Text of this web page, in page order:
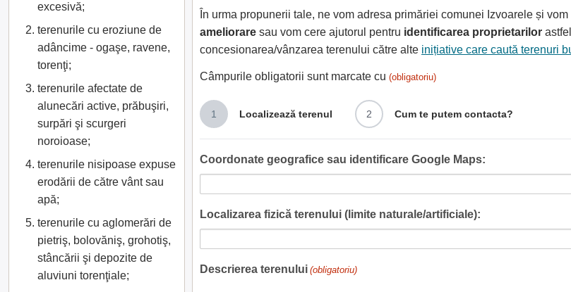
În urma propunerii tale, ne vom adresa primăriei comunei Izvoarele și
ameliorare sau vom cere ajutorul pentru identificarea proprietarilor
concesionarea/vânzarea terenului către alte inițiative care caută terenuri
Câmpurile obligatorii sunt marcate cu (obligatoriu)
1 Localizează terenul 2 Cum te putem contacta?
Coordonate geografice sau identificare Google Maps:
Localizarea fizică terenului (limite naturale/artificiale):
Descrierea terenului (obligatoriu)
excesivă;
terenurile cu eroziune de
adâncime - ogaşe, ravene,
torenţi;
terenurile afectate de
alunecări active, prăbuşiri,
surpări şi scurgeri
noroioase;
terenurile nisipoase expuse
erodării de către vânt sau
apă;
terenurile cu aglomerări de
pietriş, bolovăniş, grohotiş,
stâncării şi depozite de
aluviuni torenţiale;